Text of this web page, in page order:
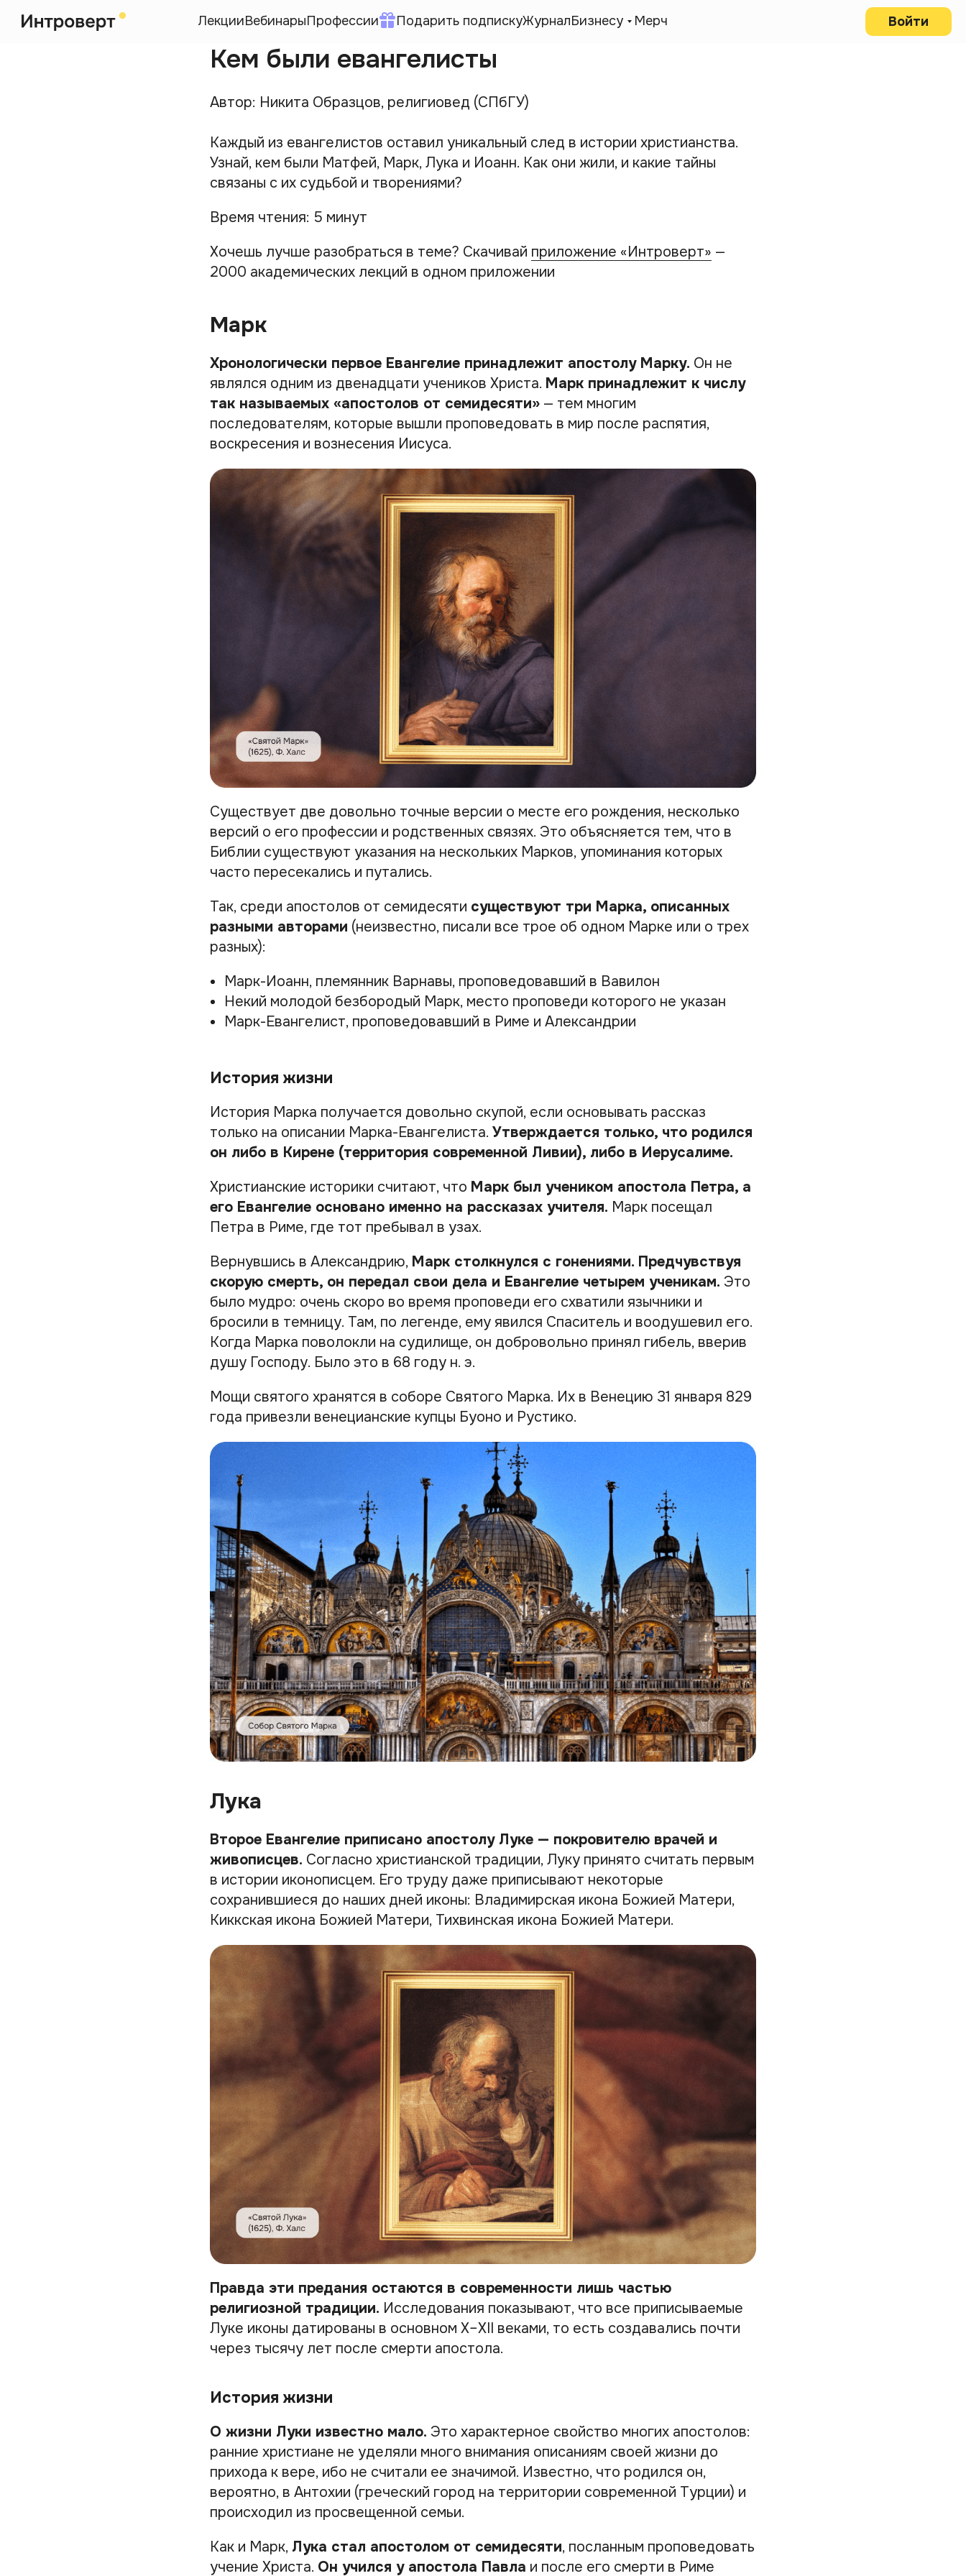
ЛекцииВебинарыПрофессии Подарить подпискуЖурналБизнесу Мерч Войти
Кем были евангелисты
Автор: Никита Образцов, религиовед (СПбГУ)
Каждый из евангелистов оставил уникальный след в истории христианства.
Узнай, кем были Матфей, Марк, Лука и Иоанн. Как они жили, и какие тайны
связаны с их судьбой и творениями?
Время чтения: 5 минут
Хочешь лучше разобраться в теме? Скачивай приложение «Интроверт» —
2000 академических лекций в одном приложении
Марк
Хронологически первое Евангелие принадлежит апостолу Марку. Он не
являлся одним из двенадцати учеников Христа. Марк принадлежит к числу
так называемых «апостолов от семидесяти» — тем многим
последователям, которые вышли проповедовать в мир после распятия,
воскресения и вознесения Иисуса.
Существует две довольно точные версии о месте его рождения, несколько
версий о его профессии и родственных связях. Это объясняется тем, что в
Библии существуют указания на нескольких Марков, упоминания которых
часто пересекались и путались.
Так, среди апостолов от семидесяти существуют три Марка, описанных
разными авторами (неизвестно, писали все трое об одном Марке или о трех
разных):
Марк-Иоанн, племянник Варнавы, проповедовавший в Вавилон
Некий молодой безбородый Марк, место проповеди которого не указан
Марк-Евангелист, проповедовавший в Риме и Александрии
История жизни
История Марка получается довольно скупой, если основывать рассказ
только на описании Марка-Евангелиста. Утверждается только, что родился
он либо в Кирене (территория современной Ливии), либо в Иерусалиме.
Христианские историки считают, что Марк был учеником апостола Петра, а
его Евангелие основано именно на рассказах учителя. Марк посещал
Петра в Риме, где тот пребывал в узах.
Вернувшись в Александрию, Марк столкнулся с гонениями. Предчувствуя
скорую смерть, он передал свои дела и Евангелие четырем ученикам. Это
было мудро: очень скоро во время проповеди его схватили язычники и
бросили в темницу. Там, по легенде, ему явился Спаситель и воодушевил его.
Когда Марка поволокли на судилище, он добровольно принял гибель, вверив
душу Господу. Было это в 68 году н. э.
Мощи святого хранятся в соборе Святого Марка. Их в Венецию 31 января 829
года привезли венецианские купцы Буоно и Рустико.
Лука
Второе Евангелие приписано апостолу Луке — покровителю врачей и
живописцев. Согласно христианской традиции, Луку принято считать первым
в истории иконописцем. Его труду даже приписывают некоторые
сохранившиеся до наших дней иконы: Владимирская икона Божией Матери,
Киккская икона Божией Матери, Тихвинская икона Божией Матери.
Правда эти предания остаются в современности лишь частью
религиозной традиции. Исследования показывают, что все приписываемые
Луке иконы датированы в основном X–XII веками, то есть создавались почти
через тысячу лет после смерти апостола.
История жизни
О жизни Луки известно мало. Это характерное свойство многих апостолов:
ранние христиане не уделяли много внимания описаниям своей жизни до
прихода к вере, ибо не считали ее значимой. Известно, что родился он,
вероятно, в Антохии (греческий город на территории современной Турции) и
происходил из просвещенной семьи.
Как и Марк, Лука стал апостолом от семидесяти, посланным проповедовать
учение Христа. Он учился у апостола Павла и после его смерти в Риме